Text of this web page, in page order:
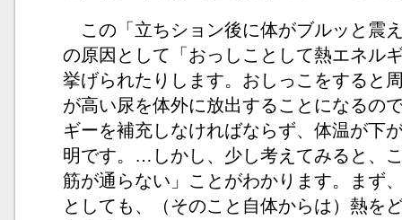
この「立ちション後に体がブルッと震
の原因として「おっしことして熱エネル
挙げられたりします。おしっこをすると
が高い尿を体外に放出することになるの
ギーを補充しなければならず、体温が下
明です。…しかし、少し考えてみると、
筋が通らない」ことがわかります。まず
としても、（そのこと自体からは）熱を